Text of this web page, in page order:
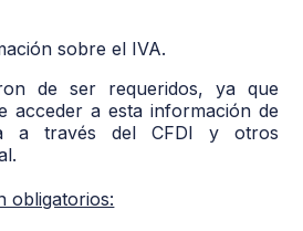
sobre el IVA.
de ser requeridos, ya que
acceder a esta información de
a través del CFDI y otros
obligatorios: